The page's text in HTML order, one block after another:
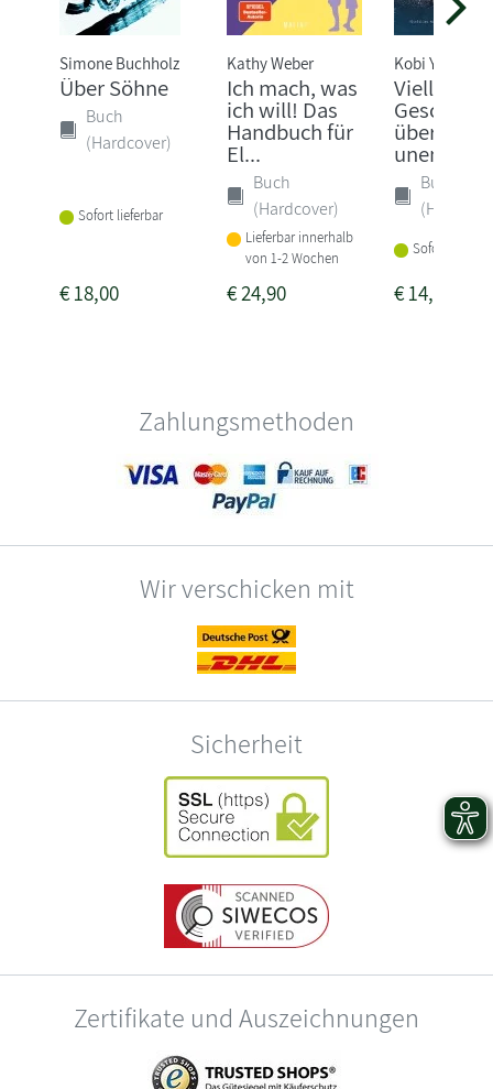
Simone Buchholz
Über Söhne
Buch
(Hardcover)
Sofort lieferbar
€18,00
Kathy Weber
Ich mach, was
ich will! Das
Handbuch für
El...
Buch
(Hardcover)
Lieferbar innerhalb
von 1-2 Wochen
€24,90
Kobi Yamada
Vielleicht
über die
unend...
Buch
Sofort
€14,95
Zahlungsmethoden
Wir verschicken mit
Sicherheit
Zertifikate und Auszeichnungen